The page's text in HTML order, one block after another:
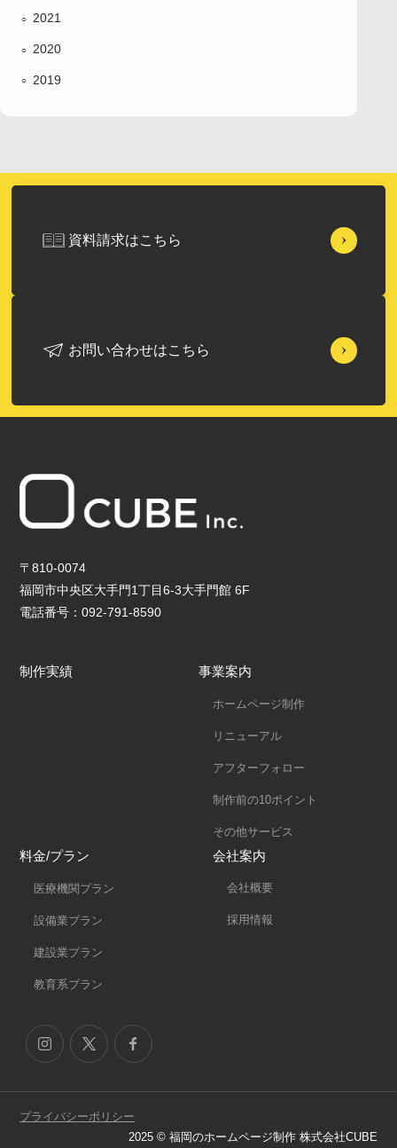
2021
2020
2019
資料請求はこちら
お問い合わせはこちら
〒810-0074
福岡市中央区大手門1丁目6-3大手門館 6F
電話番号：092-791-8590
制作実績 事業案内
ホームページ制作
リニューアル
アフターフォロー
制作前の10ポイント
その他サービス
料金/プラン
医療機関プラン
設備業プラン
建設業プラン
教育系プラン
会社案内
会社概要
採用情報
プライバシーポリシー
2025 © 福岡のホームページ制作 株式会社CUBE